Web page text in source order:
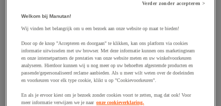
Draadstift
Haak en schroefoog
Ketting en trekkoord
Moer
Nagel en blindklinktang
Plug en pin
Punten, spijkers en nieten
Regelvoet
Ring
Verder zonder accepteren >
Welkom bij Manutan!
Wij vinden het belangrijk om u een bezoek aan onze website op maat te bieden!
Door op de knop "Accepteren en doorgaan" te klikken, kan ons platform via cookies
informatie uitwisselen met uw browser. Met deze informatie kunnen ons marketingteam
en onze internetpartners de prestaties van onze website meten en uw winkelvoorkeuren
analyseren. Hierdoor kunnen wij u nog meer op uw behoeften afgestemde producten en
passende/gepersonaliseerd reclame aanbieden. Als u meer wilt weten over de doeleinden
en voorkeuren voor elk type cookie, klikt u op "Cookievoorkeuren".
En als je ervoor kiest om je bezoek zonder cookies voort te zetten, mag dat ook! Voor
meer informatie verwijzen we je naar onze cookieverklaring.